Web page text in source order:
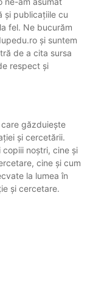
și publicațiile cu
fel. Ne bucurăm
și suntem
de a cita sursa
respect și
găzduiește
și cercetării.
noștri, cine și
cine și cum
la lumea în
și cercetare.